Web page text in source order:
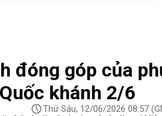
đóng góp của
khánh 2/6
Thứ Sáu, 12/06/2026 08:57